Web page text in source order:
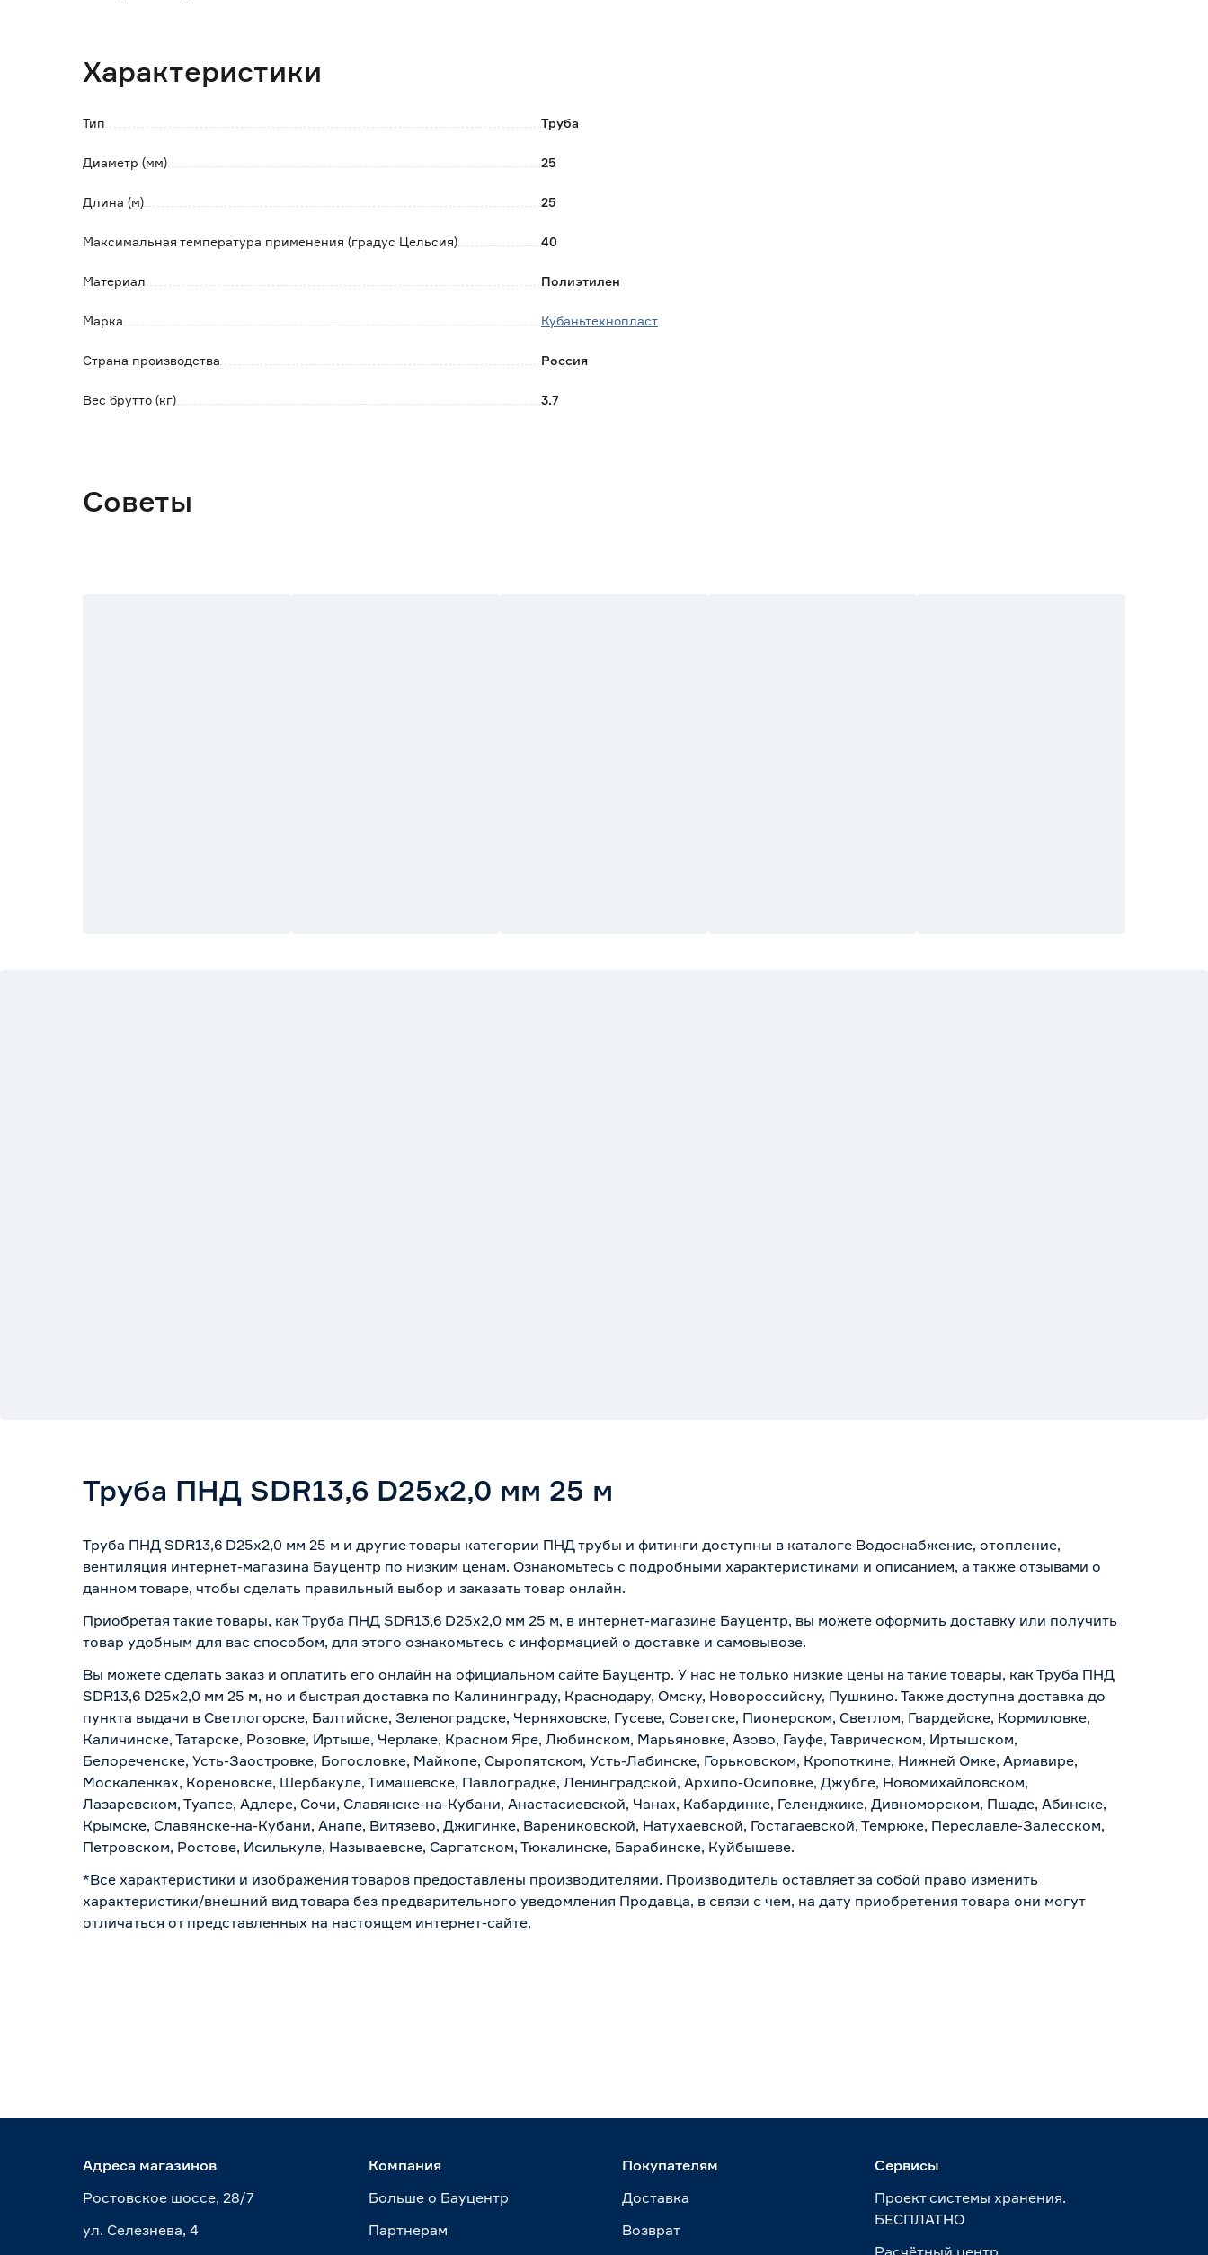
Характеристики
Тип Труба
Диаметр (мм) 25
Длина (м) 25
Максимальная температура применения (градус Цельсия) 40
Материал Полиэтилен
Марка Кубаньтехнопласт
Страна производства Россия
Вес брутто (кг) 3.7
Советы
Труба ПНД SDR13,6 D25х2,0 мм 25 м
Труба ПНД SDR13,6 D25х2,0 мм 25 м и другие товары категории ПНД трубы и фитинги доступны в каталоге Водоснабжение, отопление,
вентиляция интернет-магазина Бауцентр по низким ценам. Ознакомьтесь с подробными характеристиками и описанием, а также отзывами о
данном товаре, чтобы сделать правильный выбор и заказать товар онлайн.
Приобретая такие товары, как Труба ПНД SDR13,6 D25х2,0 мм 25 м, в интернет-магазине Бауцентр, вы можете оформить доставку или получить
товар удобным для вас способом, для этого ознакомьтесь с информацией о доставке и самовывозе.
Вы можете сделать заказ и оплатить его онлайн на официальном сайте Бауцентр. У нас не только низкие цены на такие товары, как Труба ПНД
SDR13,6 D25х2,0 мм 25 м, но и быстрая доставка по Калининграду, Краснодару, Омску, Новороссийску, Пушкино. Также доступна доставка до
пункта выдачи в Светлогорске, Балтийске, Зеленоградске, Черняховске, Гусеве, Советске, Пионерском, Светлом, Гвардейске, Кормиловке,
Каличинске, Татарске, Розовке, Иртыше, Черлаке, Красном Яре, Любинском, Марьяновке, Азово, Гауфе, Таврическом, Иртышском,
Белореченске, Усть-Заостровке, Богословке, Майкопе, Сыропятском, Усть-Лабинске, Горьковском, Кропоткине, Нижней Омке, Армавире,
Москаленках, Кореновске, Шербакуле, Тимашевске, Павлоградке, Ленинградской, Архипо-Осиповке, Джубге, Новомихайловском,
Лазаревском, Туапсе, Адлере, Сочи, Славянске-на-Кубани, Анастасиевской, Чанах, Кабардинке, Геленджике, Дивноморском, Пшаде, Абинске,
Крымске, Славянске-на-Кубани, Анапе, Витязево, Джигинке, Варениковской, Натухаевской, Гостагаевской, Темрюке, Переславле-Залесском,
Петровском, Ростове, Исилькуле, Называевске, Саргатском, Тюкалинске, Барабинске, Куйбышеве.
*Все характеристики и изображения товаров предоставлены производителями. Производитель оставляет за собой право изменить
характеристики/внешний вид товара без предварительного уведомления Продавца, в связи с чем, на дату приобретения товара они могут
отличаться от представленных на настоящем интернет-сайте.
Адреса магазинов
Ростовское шоссе, 28/7
ул. Селезнева, 4
Компания
Больше о Бауцентр
Партнерам
Покупателям
Доставка
Возврат
Сервисы
Проект системы хранения.
БЕСПЛАТНО
Расчётный центр